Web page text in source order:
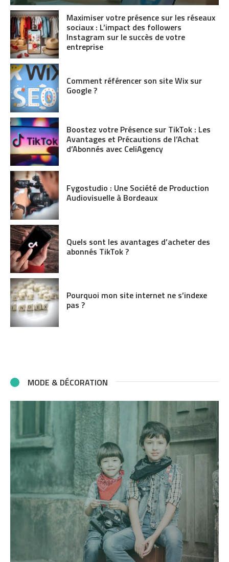
Maximiser votre présence sur les réseaux
sociaux : L’impact des followers
Instagram sur le succès de votre
entreprise
Comment référencer son site Wix sur
Google ?
Boostez votre Présence sur TikTok : Les
Avantages et Précautions de l’Achat
d’Abonnés avec CeliAgency
Fygostudio : Une Société de Production
Audiovisuelle à Bordeaux
Quels sont les avantages d’acheter des
abonnés TikTok ?
Pourquoi mon site internet ne s’indexe
pas ?
MODE & DÉCORATION